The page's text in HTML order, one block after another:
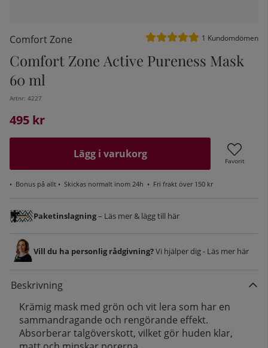
Comfort Zone Medelbetyg 5 av 5 Antal
1 Kundomdömen
Comfort Zone Active Pureness Mask
60 ml
Artnr: 4227
495 kr
Lägg i varukorg
Favorit
• Bonus på allt • Skickas normalt inom 24h • Fri frakt över 150 kr
Paketinslagning– Läs mer & lägg till här
Vill du ha personlig rådgivning?Vi hjälper dig - Läs mer här
Beskrivning
Krämig mask med grön och vit lera som har en
sammandragande och rengörande effekt.
Absorberar talgöverskott, vilket gör huden klar,